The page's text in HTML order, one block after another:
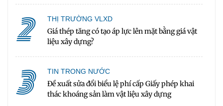
2 THỊ TRƯỜNG VLXD
Giá thép tăng có tạo áp lực lên mặt bằng giá vật
liệu xây dựng?
3 TIN TRONG NƯỚC
Đề xuất sửa đổi biểu lệ phí cấp Giấy phép khai
thác khoáng sản làm vật liệu xây dựng